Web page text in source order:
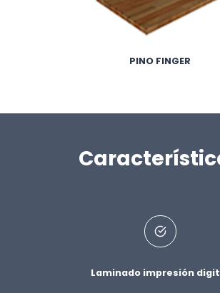
PINO FINGER
Laminado impresión